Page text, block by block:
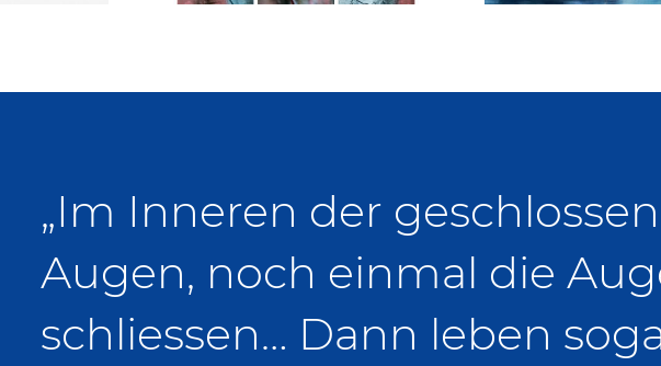
„Im Inneren der
Augen, noch einmal die
schliessen… Dann leben